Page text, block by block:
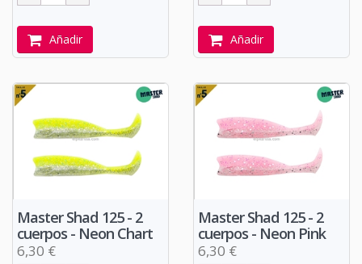
Añadir Añadir
Master Shad 125 - 2
cuerpos - Neon Chart
6,30 €
Master Shad 125 - 2
cuerpos - Neon Pink
6,30 €